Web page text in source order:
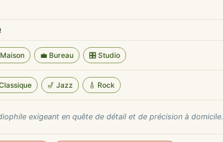
💼 Bureau 🎛️ Studio
🎷 Jazz 🎸 Rock
exigeant en quête de détail et de précision à domicile.